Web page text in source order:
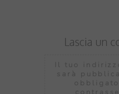
Lascia un